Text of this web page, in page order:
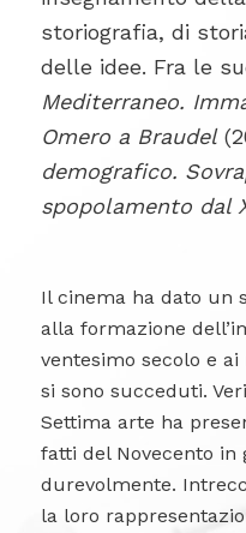
storiografia, di
delle idee. Fra le
Mediterraneo.
Omero a Braudel
demografico.
spopolamento dal
Il cinema ha dato un
alla formazione
ventesimo secolo e
si sono succeduti.
Settima arte ha
fatti del Novecento in
durevolmente.
la loro